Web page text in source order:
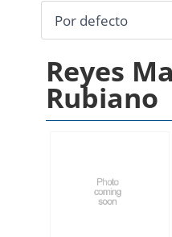
Reyes
Rubiano